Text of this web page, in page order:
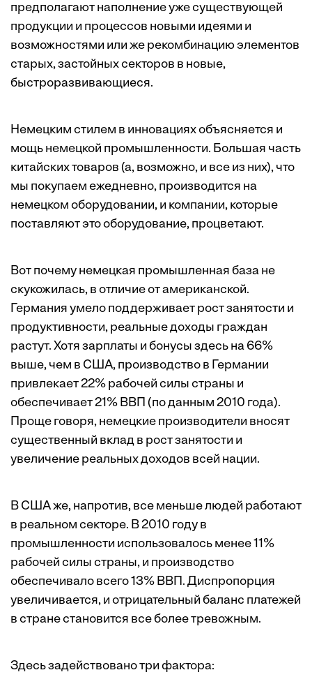
предполагают наполнение уже существующей
продукции и процессов новыми идеями и
возможностями или же рекомбинацию элементов
старых, застойных секторов в новые,
быстроразвивающиеся.
Немецким стилем в инновациях объясняется и
мощь немецкой промышленности. Большая часть
китайских товаров (а, возможно, и все из них), что
мы покупаем ежедневно, производится на
немецком оборудовании, и компании, которые
поставляют это оборудование, процветают.
Вот почему немецкая промышленная база не
скукожилась, в отличие от американской.
Германия умело поддерживает рост занятости и
продуктивности, реальные доходы граждан
растут. Хотя зарплаты и бонусы здесь на 66%
выше, чем в США, производство в Германии
привлекает 22% рабочей силы страны и
обеспечивает 21% ВВП (по данным 2010 года).
Проще говоря, немецкие производители вносят
существенный вклад в рост занятости и
увеличение реальных доходов всей нации.
В США же, напротив, все меньше людей работают
в реальном секторе. В 2010 году в
промышленности использовалось менее 11%
рабочей силы страны, и производство
обеспечивало всего 13% ВВП. Диспропорция
увеличивается, и отрицательный баланс платежей
в стране становится все более тревожным.
Здесь задействовано три фактора: